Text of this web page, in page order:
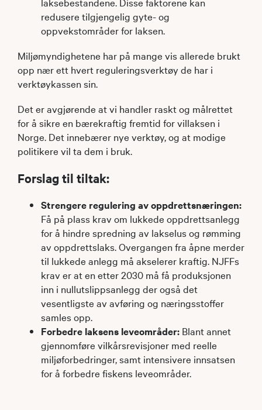
redusere tilgjengelig gyte- og
oppvekstområder for laksen.
Miljømyndighetene har på mange vis allerede brukt
opp nær ett hvert reguleringsverktøy de har i
verktøykassen sin.
Det er avgjørende at vi handler raskt og målrettet
for å sikre en bærekraftig fremtid for villaksen i
Norge. Det innebærer nye verktøy, og at modige
politikere vil ta dem i bruk.
Forslag til tiltak:
Strengere regulering av oppdrettsnæringen:
Få på plass krav om lukkede oppdrettsanlegg
for å hindre spredning av lakselus og rømming
av oppdrettslaks. Overgangen fra åpne merder
til lukkede anlegg må akselerer kraftig. NJFFs
krav er at en etter 2030 må få produksjonen
inn i nullutslippsanlegg der også det
vesentligste av avføring og næringsstoffer
samles opp.
Forbedre laksens leveområder: Blant annet
gjennomføre vilkårsrevisjoner med reelle
miljøforbedringer, samt intensivere innsatsen
for å forbedre fiskens leveområder.